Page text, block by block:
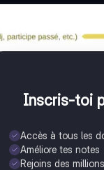
Inscris-toi
Accès à tous les
Améliore tes notes
Rejoins des